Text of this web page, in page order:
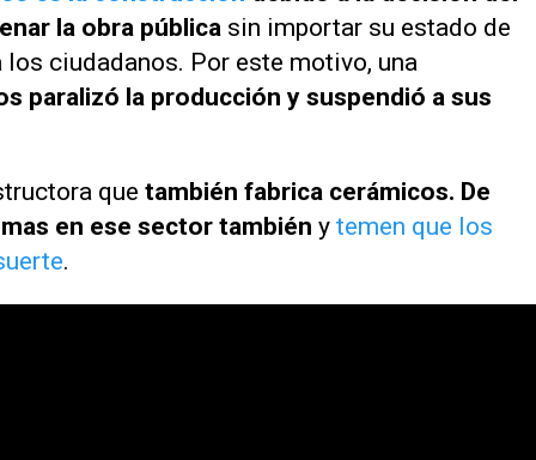
la obra pública sin importar su estado de
ciudadanos. Por este motivo, una
paralizó la producción y suspendió a sus
que también fabrica cerámicos. De
en ese sector también y temen que los
.